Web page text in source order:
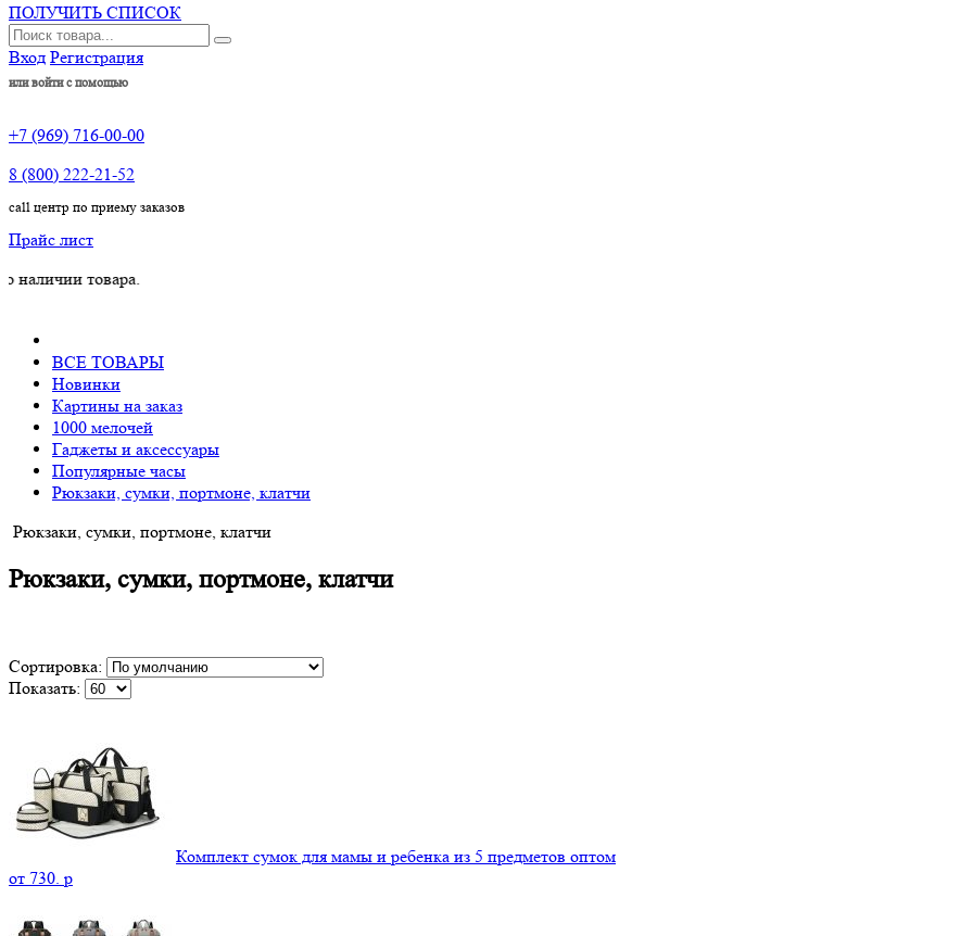
ПОЛУЧИТЬ СПИСОК
Вход Регистрация
или войти с помощью
+7 (969) 716-00-00
8 (800) 222-21-52
call центр по приему заказов
Прайс лист
товара.
ВСЕ ТОВАРЫ
Новинки
Картины на заказ
1000 мелочей
Гаджеты и аксессуары
Популярные часы
Рюкзаки, сумки, портмоне, клатчи
Рюкзаки, сумки, портмоне, клатчи
Рюкзаки, сумки, портмоне, клатчи
Сортировка:
Показать:
Комплект сумок для мамы и ребенка из 5 предметов оптом
от 730. p